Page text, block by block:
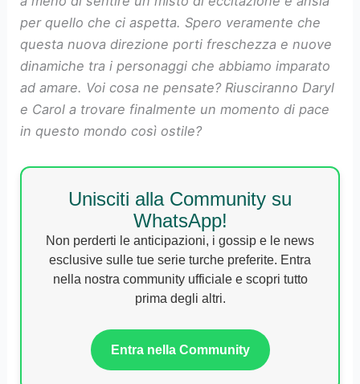
per quello che ci aspetta. Spero veramente che
questa nuova direzione porti freschezza e nuove
dinamiche tra i personaggi che abbiamo imparato
ad amare. Voi cosa ne pensate? Riusciranno Daryl
e Carol a trovare finalmente un momento di pace
in questo mondo così ostile?
Unisciti alla Community su
WhatsApp!
Non perderti le anticipazioni, i gossip e le news
esclusive sulle tue serie turche preferite. Entra
nella nostra community ufficiale e scopri tutto
prima degli altri.
Entra nella Community